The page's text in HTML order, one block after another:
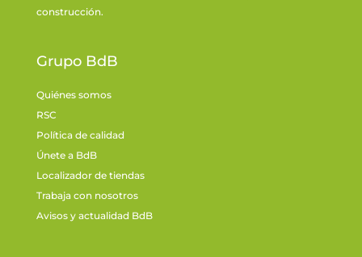
construcción.
Grupo BdB
Quiénes somos
RSC
Política de calidad
Únete a BdB
Localizador de tiendas
Trabaja con nosotros
Avisos y actualidad BdB